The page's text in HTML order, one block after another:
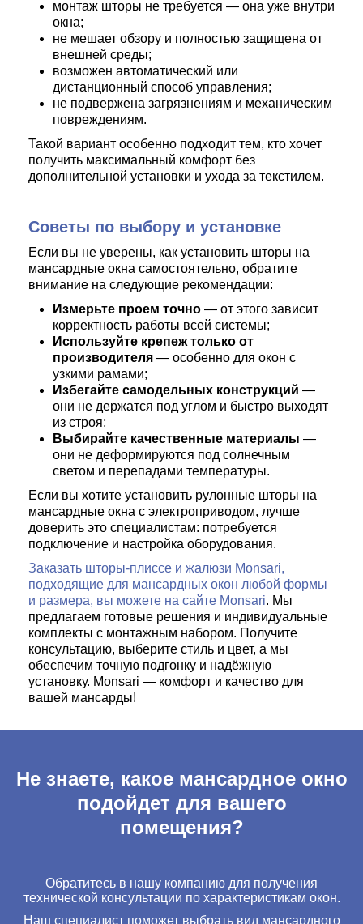
монтаж шторы не требуется — она уже внутри
окна;
не мешает обзору и полностью защищена от
внешней среды;
возможен автоматический или
дистанционный способ управления;
не подвержена загрязнениям и механическим
повреждениям.
Такой вариант особенно подходит тем, кто хочет
получить максимальный комфорт без
дополнительной установки и ухода за текстилем.
Советы по выбору и установке
Если вы не уверены, как установить шторы на
мансардные окна самостоятельно, обратите
внимание на следующие рекомендации:
Измерьте проем точно — от этого зависит
корректность работы всей системы;
Используйте крепеж только от
производителя — особенно для окон с
узкими рамами;
Избегайте самодельных конструкций —
они не держатся под углом и быстро выходят
из строя;
Выбирайте качественные материалы —
они не деформируются под солнечным
светом и перепадами температуры.
Если вы хотите установить рулонные шторы на
мансардные окна с электроприводом, лучше
доверить это специалистам: потребуется
подключение и настройка оборудования.
Заказать шторы-плиссе и жалюзи Monsari,
подходящие для мансардных окон любой формы
и размера, вы можете на сайте Monsari. Мы
предлагаем готовые решения и индивидуальные
комплекты с монтажным набором. Получите
консультацию, выберите стиль и цвет, а мы
обеспечим точную подгонку и надёжную
установку. Monsari — комфорт и качество для
вашей мансарды!
Обратитесь в нашу компанию для получения
технической консультации по характеристикам окон.
Наш специалист поможет выбрать вид мансардного